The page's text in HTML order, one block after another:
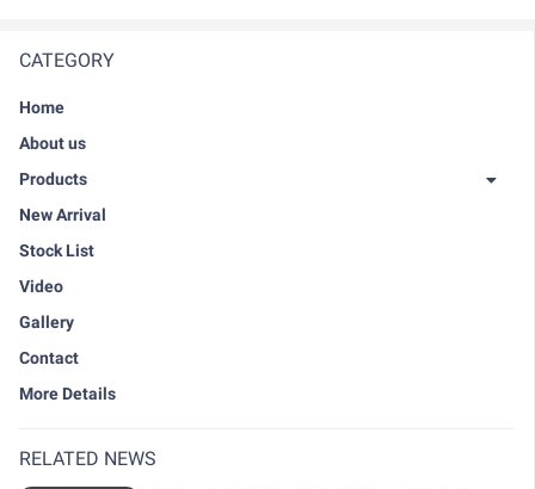
CATEGORY
Home
About us
Products
New Arrival
Stock List
Video
Gallery
Contact
More Details
RELATED NEWS